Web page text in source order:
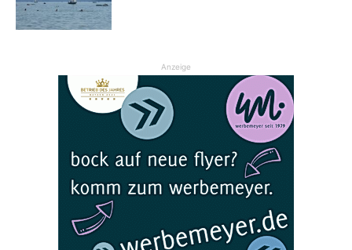
Anzeige